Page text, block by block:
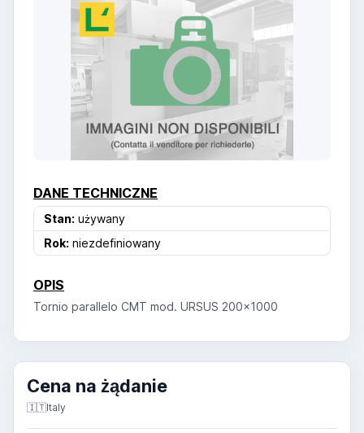
DANE TECHNICZNE
Stan: używany
Rok: niezdefiniowany
OPIS
Tornio parallelo CMT mod. URSUS 200x1000
Cena na żądanie
🇮🇹Italy